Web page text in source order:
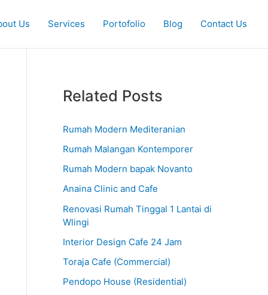
Us Services Portofolio Blog Contact Us
Related Posts
Rumah Modern Mediteranian
Rumah Malangan Kontemporer
Rumah Modern bapak Novanto
Anaina Clinic and Cafe
Renovasi Rumah Tinggal 1 Lantai di
Wlingi
Interior Design Cafe 24 Jam
Toraja Cafe (Commercial)
Pendopo House (Residential)
a
o
i